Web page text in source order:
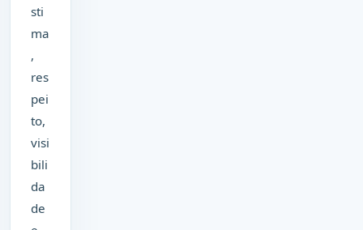
sti
ma
,
res
pei
to,
visi
bili
da
de